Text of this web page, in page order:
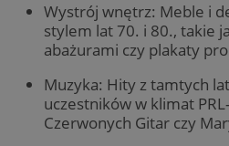
Wystrój wnętrz: Meble i
stylem lat 70. i 80., takie
abażurami czy plakaty
Muzyka: Hity z tamtych
uczestników w klimat
Czerwonych Gitar czy